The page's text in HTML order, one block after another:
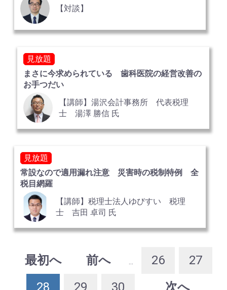
【対談】
見放題
まさに今求められている 歯科医院の経営改善の
お手つだい
【講師】湯沢会計事務所 代表税理
士 湯澤 勝信 氏
見放題
常設なので適用漏れ注意 災害時の税制特例 全
税目網羅
【講師】税理士法人ゆびすい 税理
士 吉田 卓司 氏
最初へ 前へ 26
27
28
29 30 次へ